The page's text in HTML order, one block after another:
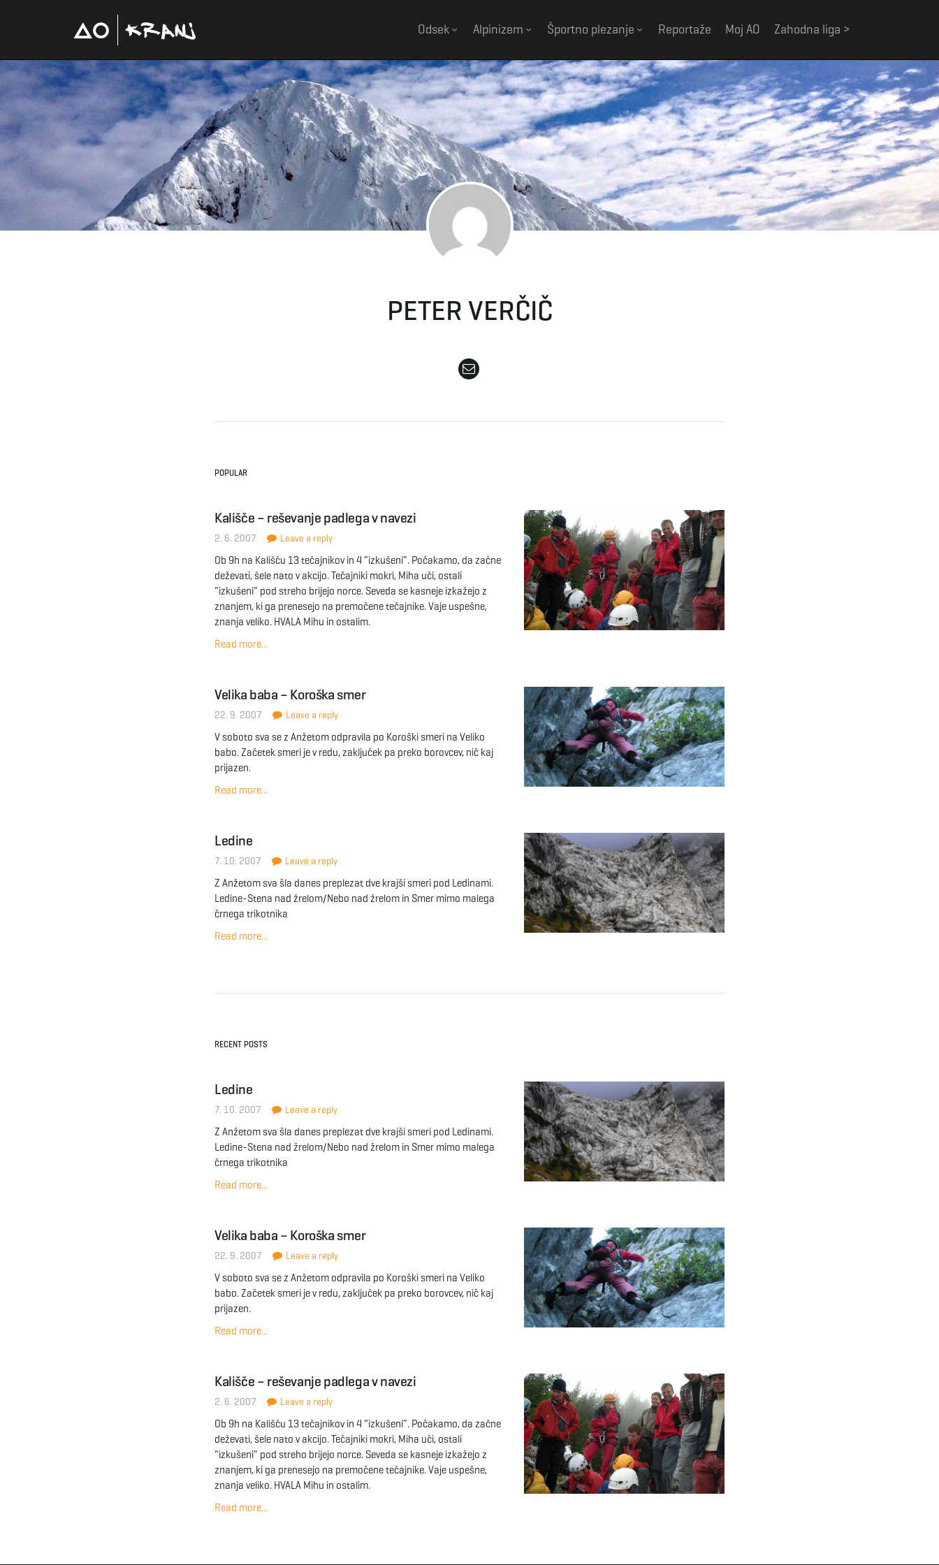
Odsek Alpinizem Športno plezanje Reportaže Moj AO Zahodna liga >
PETER VERČIČ
POPULAR
Kališče – reševanje padlega v navezi
2. 6. 2007 Leave a reply
Ob 9h na Kališču 13 tečajnikov in 4 “izkušeni”. Počakamo, da začne
deževati, šele nato v akcijo. Tečajniki mokri, Miha uči, ostali
“izkušeni” pod streho brijejo norce. Seveda se kasneje izkažejo z
znanjem, ki ga prenesejo na premočene tečajnike. Vaje uspešne,
znanja veliko. HVALA Mihu in ostalim.
Read more...
Velika baba – Koroška smer
22. 9. 2007 Leave a reply
V soboto sva se z Anžetom odpravila po Koroški smeri na Veliko
babo. Začetek smeri je v redu, zaključek pa preko borovcev, nič kaj
prijazen.
Read more...
Ledine
7. 10. 2007 Leave a reply
Z Anžetom sva šla danes preplezat dve krajši smeri pod Ledinami.
Ledine-Stena nad žrelom/Nebo nad žrelom in Smer mimo malega
črnega trikotnika
Read more...
RECENT POSTS
Ledine
7. 10. 2007 Leave a reply
Z Anžetom sva šla danes preplezat dve krajši smeri pod Ledinami.
Ledine-Stena nad žrelom/Nebo nad žrelom in Smer mimo malega
črnega trikotnika
Read more...
Velika baba – Koroška smer
22. 9. 2007 Leave a reply
V soboto sva se z Anžetom odpravila po Koroški smeri na Veliko
babo. Začetek smeri je v redu, zaključek pa preko borovcev, nič kaj
prijazen.
Read more...
Kališče – reševanje padlega v navezi
2. 6. 2007 Leave a reply
Ob 9h na Kališču 13 tečajnikov in 4 “izkušeni”. Počakamo, da začne
deževati, šele nato v akcijo. Tečajniki mokri, Miha uči, ostali
“izkušeni” pod streho brijejo norce. Seveda se kasneje izkažejo z
znanjem, ki ga prenesejo na premočene tečajnike. Vaje uspešne,
znanja veliko. HVALA Mihu in ostalim.
Read more...